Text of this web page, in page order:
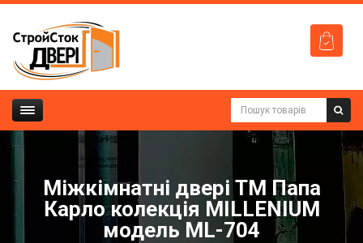
Міжкімнатні двері ТМ Папа
Карло колекція MILLENIUM
модель ML-704